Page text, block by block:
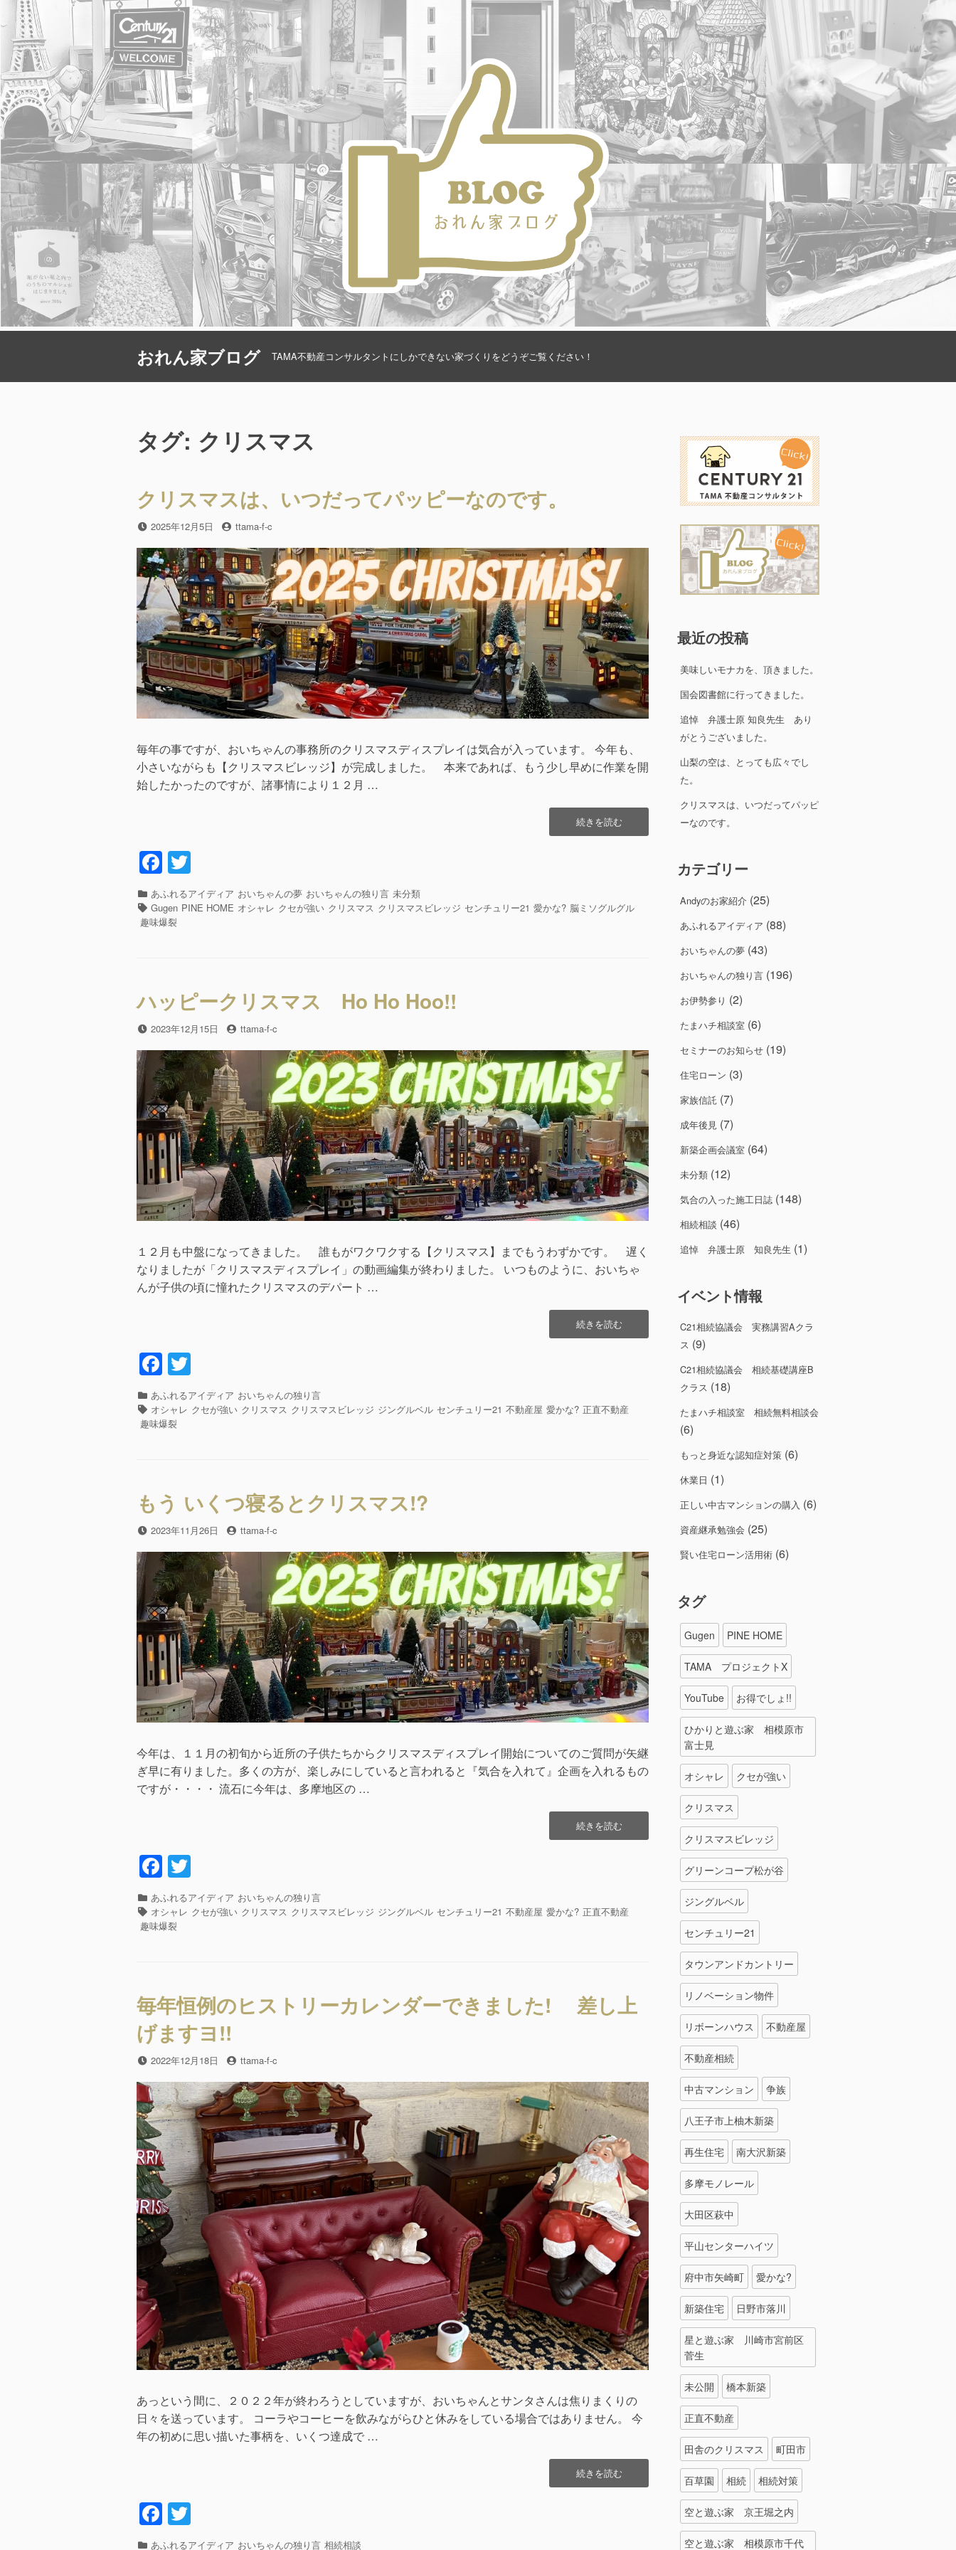
おれん家ブログ TAMA不動産コンサルタントにしかできない家づくりをどうぞご覧ください！
タグ: クリスマス
クリスマスは、いつだってパッピーなのです。
投
日
2025年12月5日
投
者
ttama-f-c
毎年の事ですが、おいちゃんの事務所のクリスマスディスプレイは気合が入っています。 今年も、
小さいながらも【クリスマスビレッジ】が完成しました。 本来であれば、もう少し早めに作業を開
始したかったのですが、諸事情により１２月 …
“ク
リ
い
の
で
す。”の
続きを読む
F
a
c
e
o
k
wi
tt
カ
テ
ゴ
あふれるアイディア おいちゃんの夢 おいちゃんの独り言 未分類
タ
グ
Gugen PINE HOME オシャレ クセが強い クリスマス クリスマスビレッジ センチュリー21 愛かな? 脳ミソグルグル
趣味爆裂
ハッピークリスマス Ho Ho Hoo!!
投
2023年12月15日
投
ttama-f-c
１２月も中盤になってきました。 誰もがワクワクする【クリスマス】までもうわずかです。 遅く
なりましたが「クリスマスディスプレイ」の動画編集が終わりました。 いつものように、おいちゃ
んが子供の頃に憧れたクリスマスのデパート …
“ハ
ッ
ス
続きを読む
F
a
c
e
o
k
wi
tt
カ
テ
ゴ
あふれるアイディア おいちゃんの独り言
タ
グ
オシャレ クセが強い クリスマス クリスマスビレッジ ジングルベル センチュリー21 不動産屋 愛かな? 正直不動産
趣味爆裂
もう いくつ寝るとクリスマス!?
投
2023年11月26日
投
ttama-f-c
今年は、１１月の初旬から近所の子供たちからクリスマスディスプレイ開始についてのご質問が矢継
ぎ早に有りました。多くの方が、楽しみにしていると言われると『気合を入れて』企画を入れるもの
ですが・・・・ 流石に今年は、多摩地区の …
“も
う
る
ス!?”の
続きを読む
F
a
c
e
o
k
wi
tt
カ
テ
ゴ
あふれるアイディア おいちゃんの独り言
タ
グ
オシャレ クセが強い クリスマス クリスマスビレッジ ジングルベル センチュリー21 不動産屋 愛かな? 正直不動産
趣味爆裂
毎年恒例のヒストリーカレンダーできました! 差し上
げますヨ!!
投
日
2022年12月18日
投
者
ttama-f-c
あっという間に、２０２２年が終わろうとしていますが、おいちゃんとサンタさんは焦りまくりの
日々を送っています。 コーラやコーヒーを飲みながらひと休みをしている場合ではありません。 今
年の初めに思い描いた事柄を、いくつ達成で …
“毎
年
続きを読む
F
a wi
カ あふれるアイディア おいちゃんの独り言 相続相談
最近の投稿
美味しいモナカを、頂きました。
国会図書館に行ってきました。
追悼 弁護士原 知良先生 あり
がとうございました。
山梨の空は、とっても広々でし
た。
クリスマスは、いつだってパッピ
ーなのです。
カテゴリー
Andyのお家紹介 (25)
あふれるアイディア (88)
おいちゃんの夢 (43)
おいちゃんの独り言 (196)
お伊勢参り (2)
たまハチ相談室 (6)
セミナーのお知らせ (19)
住宅ローン (3)
家族信託 (7)
成年後見 (7)
新築企画会議室 (64)
未分類 (12)
気合の入った施工日誌 (148)
相続相談 (46)
追悼 弁護士原 知良先生 (1)
イベント情報
C21相続協議会 実務講習Aクラ
ス (9)
C21相続協議会 相続基礎講座B
クラス (18)
たまハチ相談室 相続無料相談会
(6)
もっと身近な認知症対策 (6)
休業日 (1)
正しい中古マンションの購入 (6)
資産継承勉強会 (25)
賢い住宅ローン活用術 (6)
タグ
Gugen PINE HOME
TAMA プロジェクトX
YouTube お得でしょ!!
ひかりと遊ぶ家 相模原市
富士見
オシャレ クセが強い
クリスマス
クリスマスビレッジ
グリーンコープ松が谷
ジングルベル
センチュリー21
タウンアンドカントリー
リノベーション物件
リボーンハウス 不動産屋
不動産相続
中古マンション 争族
八王子市上柚木新築
再生住宅 南大沢新築
多摩モノレール
大田区萩中
平山センターハイツ
府中市矢崎町 愛かな?
新築住宅 日野市落川
星と遊ぶ家 川崎市宮前区
菅生
未公開 橋本新築
正直不動産
田舎のクリスマス 町田市
百草園 相続 相続対策
空と遊ぶ家 京王堀之内
空と遊ぶ家 相模原市千代